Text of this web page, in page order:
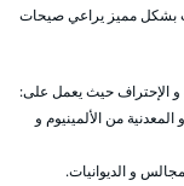
بشكل مميز يراعي صيحات
و الإحتراف حيث يعمل على:
من الألمينيوم و